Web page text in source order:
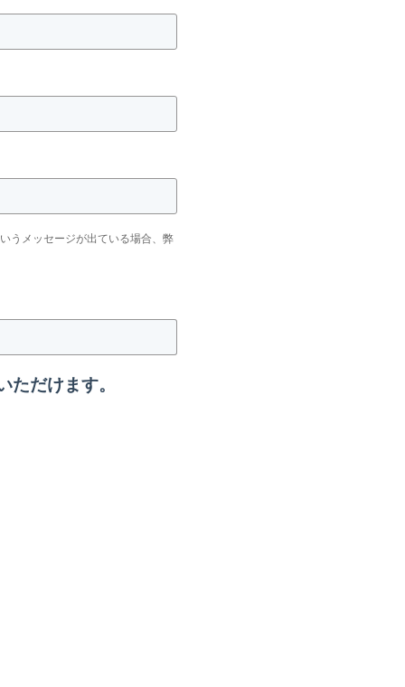
うメッセージが出ている場合、弊
だけます。